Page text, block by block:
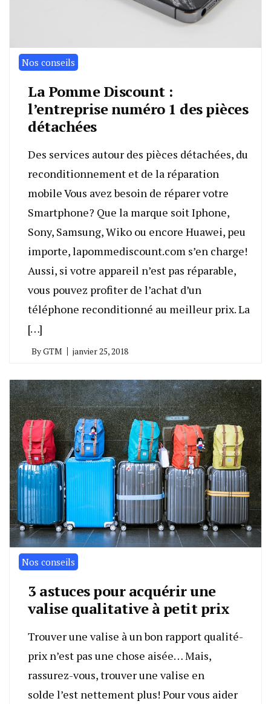
Nos conseils
La Pomme Discount :
l’entreprise numéro 1 des pièces
détachées
Des services autour des pièces détachées, du
reconditionnement et de la réparation
mobile Vous avez besoin de réparer votre
Smartphone? Que la marque soit Iphone,
Sony, Samsung, Wiko ou encore Huawei, peu
importe, lapommediscount.com s’en charge!
Aussi, si votre appareil n’est pas réparable,
vous pouvez profiter de l’achat d’un
téléphone reconditionné au meilleur prix. La
[…]
ByGTM janvier 25, 2018
Nos conseils
3 astuces pour acquérir une
valise qualitative à petit prix
Trouver une valise à un bon rapport qualité-
prix n’est pas une chose aisée… Mais,
rassurez-vous, trouver une valise en
solde l’est nettement plus! Pour vous aider